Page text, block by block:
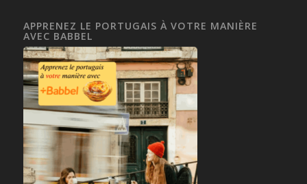
APPRENEZ LE PORTUGAIS À VOTRE MANIÈRE
AVEC BABBEL